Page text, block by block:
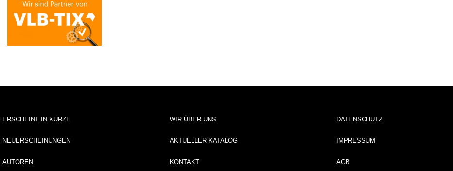
ERSCHEINT IN KÜRZE
NEUERSCHEINUNGEN
AUTOREN
WIR ÜBER UNS
AKTUELLER KATALOG
KONTAKT
DATENSCHUTZ
IMPRESSUM
AGB